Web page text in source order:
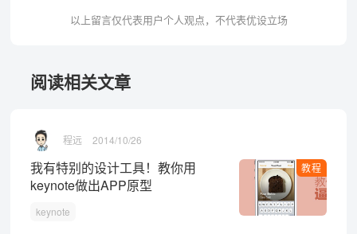
以上留言仅代表用户个人观点，不代表优设立场
阅读相关文章
程远 2014/10/26
教程
我有特别的设计工具！教你用
keynote做出APP原型
keynote